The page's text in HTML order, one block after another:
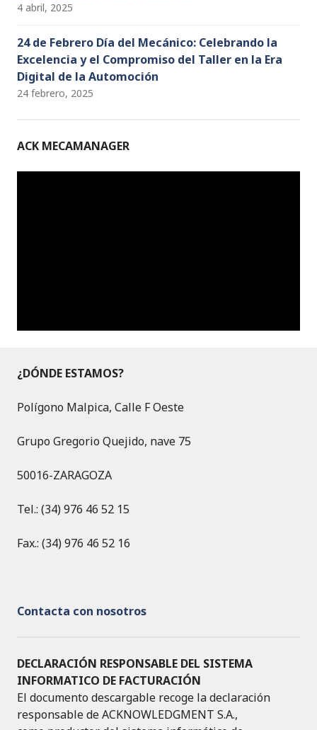
4 abril, 2025
24 de Febrero Día del Mecánico: Celebrando la
Excelencia y el Compromiso del Taller en la Era
Digital de la Automoción
24 febrero, 2025
ACK MECAMANAGER
¿DÓNDE ESTAMOS?
Polígono Malpica, Calle F Oeste
Grupo Gregorio Quejido, nave 75
50016-ZARAGOZA
Tel.: (34) 976 46 52 15
Fax.: (34) 976 46 52 16
Contacta con nosotros
DECLARACIÓN RESPONSABLE DEL SISTEMA
INFORMATICO DE FACTURACIÓN
El documento descargable recoge la declaración
responsable de ACKNOWLEDGMENT S.A.,